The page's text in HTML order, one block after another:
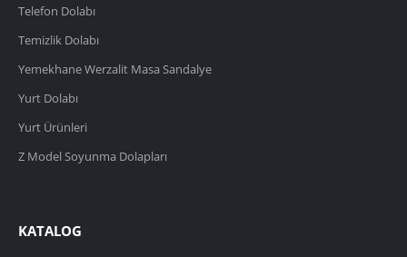
Telefon Dolabı
Temizlik Dolabı
Yemekhane Werzalit Masa Sandalye
Yurt Dolabı
Yurt Ürünleri
Z Model Soyunma Dolapları
KATALOG